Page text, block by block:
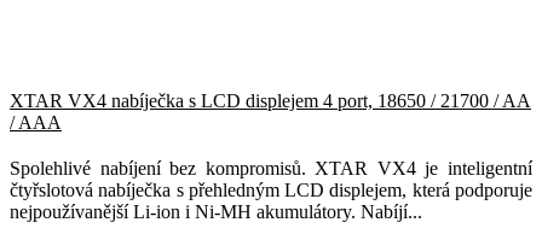
XTAR VX4 nabíječka s LCD displejem 4 port, 18650 / 21700 / AA
/ AAA
Spolehlivé nabíjení bez kompromisů. XTAR VX4 je inteligentní
čtyřslotová nabíječka s přehledným LCD displejem, která podporuje
nejpoužívanější Li-ion i Ni-MH akumulátory. Nabíjí...